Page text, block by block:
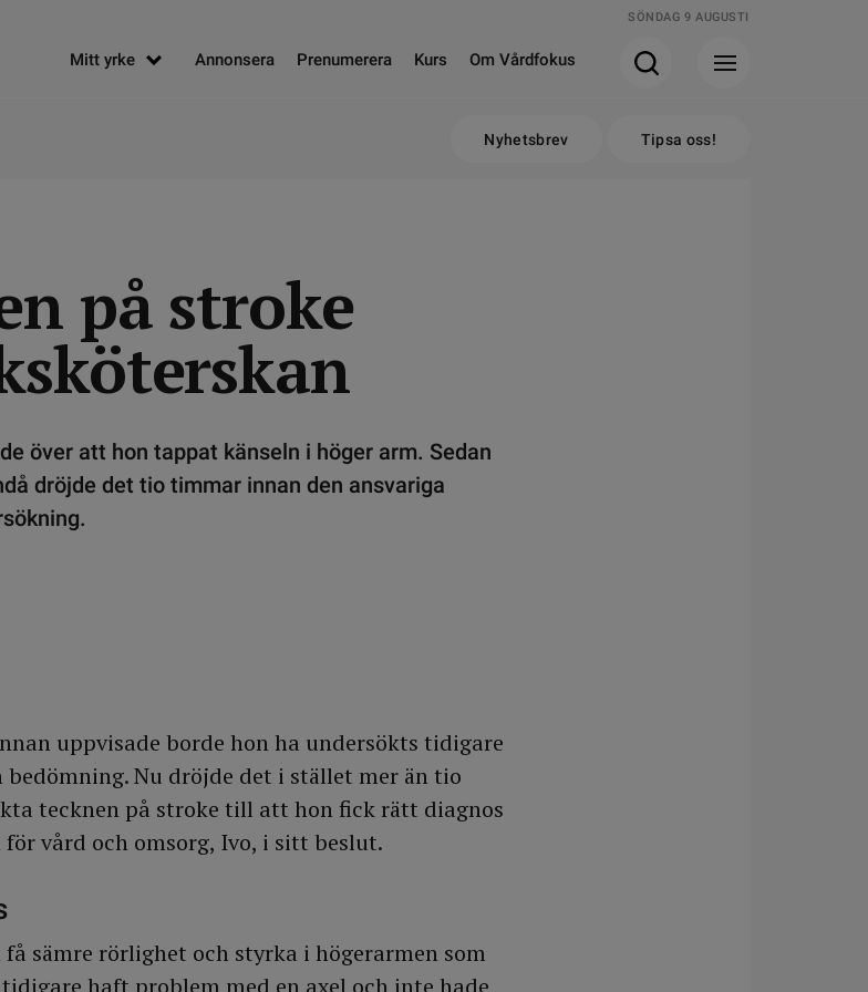
SÖNDAG 9 AUGUSTI
Mitt yrke Annonsera Prenumerera Kurs Om Vårdfokus
Nyhetsbrev Tipsa oss!
på stroke
över att hon tappat känseln i höger arm. Sedan
dröjde det tio timmar innan den ansvariga
uppvisade borde hon ha undersökts tidigare
Nu dröjde det i stället mer än tio
tecknen på stroke till att hon fick rätt diagnos
vård och omsorg, Ivo, i sitt beslut.
sämre rörlighet och styrka i högerarmen som
haft problem med en axel och inte hade